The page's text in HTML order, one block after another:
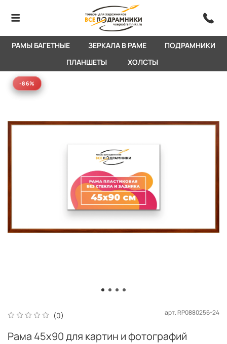
РАМЫ БАГЕТНЫЕ ЗЕРКАЛА В РАМЕ
ПОДРАМНИКИ
ПЛАНШЕТЫ
ХОЛСТЫ
-86%
-86%
(0) арт.RP0880256-24
Рама 45x90 для картин и фотографий